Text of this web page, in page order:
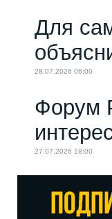
Для
28.07.2026 06:00
Форум
27.07.2026 18:00